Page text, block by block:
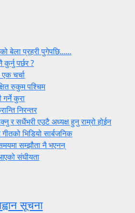
बेला प्रहरी पुगेपछि......
कुर्नु पर्छर ?
चर्चा
रुकुम पश्चिम
गर्ने कुरा
निरन्तर
र सधैंभरी एउटै अध्यक्ष हुनु राम्रो होईन
भिडियो सार्बजनिक
सम्झौता नै भएनन्
संघीयता
सूचना